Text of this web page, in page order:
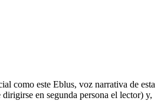
como este Eblus, voz narrativa de esta
en segunda persona el lector) y,